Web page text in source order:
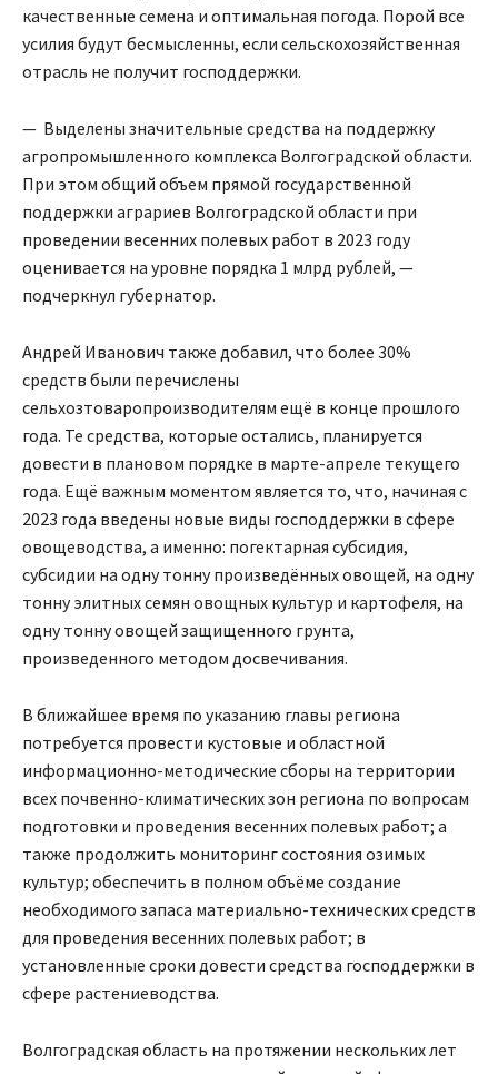
качественные семена и оптимальная погода. Порой все
усилия будут бесмысленны, если сельскохозяйственная
отрасль не получит господдержки.
— Выделены значительные средства на поддержку
агропромышленного комплекса Волгоградской области.
При этом общий объем прямой государственной
поддержки аграриев Волгоградской области при
проведении весенних полевых работ в 2023 году
оценивается на уровне порядка 1 млрд рублей, —
подчеркнул губернатор.
Андрей Иванович также добавил, что более 30%
средств были перечислены
сельхозтоваропроизводителям ещё в конце прошлого
года. Те средства, которые остались, планируется
довести в плановом порядке в марте-апреле текущего
года. Ещё важным моментом является то, что, начиная c
2023 года введены новые виды господдержки в сфере
овощеводства, а именно: погектарная субсидия,
субсидии на одну тонну произведённых овощей, на одну
тонну элитных семян овощных культур и картофеля, на
одну тонну овощей защищенного грунта,
произведенного методом досвечивания.
В ближайшее время по указанию главы региона
потребуется провести кустовые и областной
информационно-методические сборы на территории
всех почвенно-климатических зон региона по вопросам
подготовки и проведения весенних полевых работ; а
также продолжить мониторинг состояния озимых
культур; обеспечить в полном объёме создание
необходимого запаса материально-технических средств
для проведения весенних полевых работ; в
установленные сроки довести средства господдержки в
сфере растениеводства.
Волгоградская область на протяжении нескольких лет